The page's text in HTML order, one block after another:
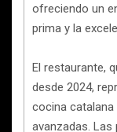
ofreciendo un
prima y la
El restaurante,
desde 2024,
cocina
avanzadas. Las